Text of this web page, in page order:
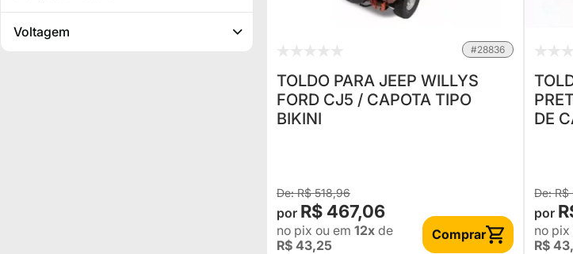
#28836
TOLDO PARA JEEP WILLYS
FORD CJ5 / CAPOTA TIPO
BIKINI
R$ 518,96
R$ 467,06
no pix ou em 12x de
R$ 43,25
Comprar
DE
R$
no pix
R$
Voltagem